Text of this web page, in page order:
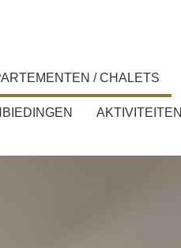
/ CHALETS
AKTIVITEITEN